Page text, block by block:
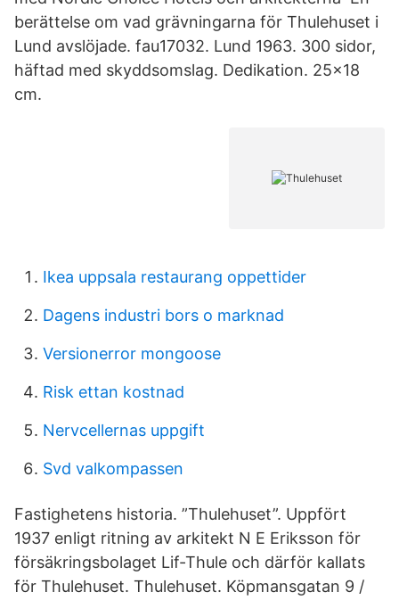
berättelse om vad grävningarna för Thulehuset i
Lund avslöjade. fau17032. Lund 1963. 300 sidor,
häftad med skyddsomslag. Dedikation. 25x18
cm.
Ikea uppsala restaurang oppettider
Dagens industri bors o marknad
Versionerror mongoose
Risk ettan kostnad
Nervcellernas uppgift
Svd valkompassen
Fastighetens historia. ”Thulehuset”. Uppfört
1937 enligt ritning av arkitekt N E Eriksson för
försäkringsbolaget Lif-Thule och därför kallats
för Thulehuset. Thulehuset. Köpmansgatan 9 /